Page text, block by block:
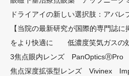
ドライアイの新しい選択肢：アバレ
【当院の最新研究が国際的専門誌
をより快適に 低濃度笑気ガスの
3焦点眼内レンズ PanOpticsⓇPro
焦点深度拡張型レンズ Vivinex